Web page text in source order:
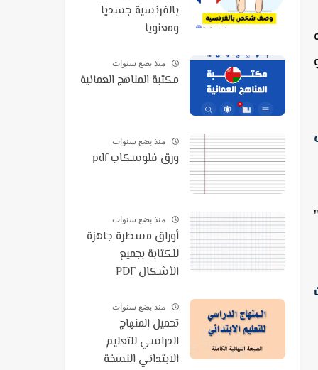
بالفرنسية جسديا
ومعنويا
منذ بضع سنوات
مكتبة المناهج العمانية
منذ بضع سنوات
ورق فلوسكاب pdf
منذ بضع سنوات
أوراق مسطرة جاهزة
للكتابة بجميع
الأشكال PDF
منذ بضع سنوات
تحميل المنهاج
الدراسي للتعليم
الابتدائي النسخة